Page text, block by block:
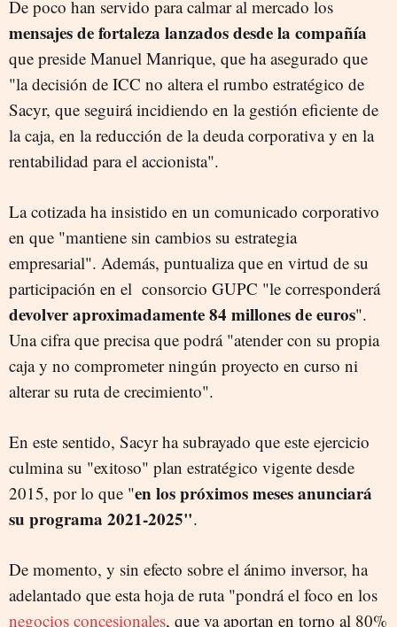
De poco han servido para calmar al mercado los
mensajes de fortaleza lanzados desde la compañía
que preside Manuel Manrique, que ha asegurado que
"la decisión de ICC no altera el rumbo estratégico de
Sacyr, que seguirá incidiendo en la gestión eficiente de
la caja, en la reducción de la deuda corporativa y en la
rentabilidad para el accionista".
La cotizada ha insistido en un comunicado corporativo
en que "mantiene sin cambios su estrategia
empresarial". Además, puntualiza que en virtud de su
participación en el consorcio GUPC "le corresponderá
devolver aproximadamente 84 millones de euros".
Una cifra que precisa que podrá "atender con su propia
caja y no comprometer ningún proyecto en curso ni
alterar su ruta de crecimiento".
En este sentido, Sacyr ha subrayado que este ejercicio
culmina su "exitoso" plan estratégico vigente desde
2015, por lo que "en los próximos meses anunciará
su programa 2021-2025".
De momento, y sin efecto sobre el ánimo inversor, ha
adelantado que esta hoja de ruta "pondrá el foco en los
negocios concesionales, que ya aportan en torno al 80%